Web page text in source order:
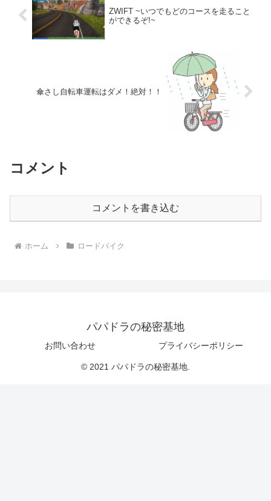
ZWIFT ~いつでもどのコースを走ること
ができるぞ!~
傘さし自転車運転はダメ！絶対！！
コメント
コメントを書き込む
ホーム ロードバイク
パパドラの秘密基地
お問い合わせ プライバシーポリシー
© 2021 パパドラの秘密基地.